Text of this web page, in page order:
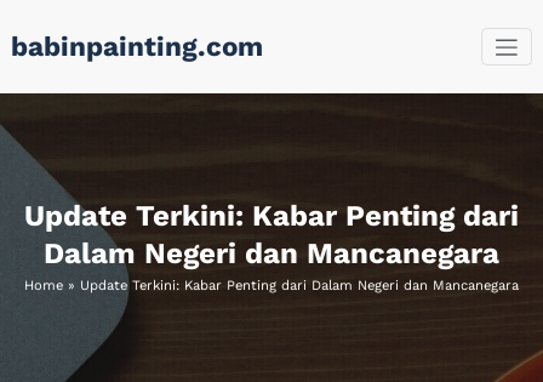
tobabinpainting.com
Update Terkini: Kabar Penting dari
Dalam Negeri dan Mancanegara
Home » Update Terkini: Kabar Penting dari Dalam Negeri dan Mancanegara